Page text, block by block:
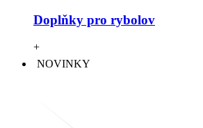
Doplňky pro rybolov
+
NOVINKY